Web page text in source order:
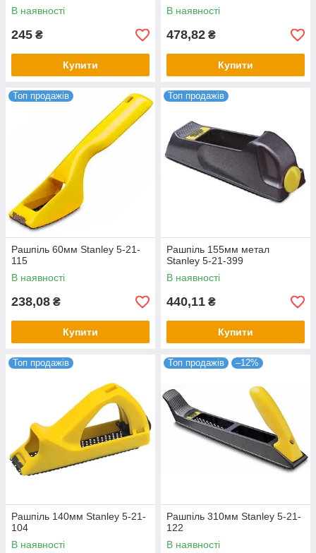
В наявності
245 ₴
Купити
В наявності
478,82 ₴
Купити
Топ продажів
Рашпіль 60мм Stanley 5-21-
115
В наявності
238,08 ₴
Купити
Топ продажів
Рашпіль 155мм метал
Stanley 5-21-399
В наявності
440,11 ₴
Купити
Топ продажів
Рашпіль 140мм Stanley 5-21-
104
В наявності
Топ продажів –12%
Рашпіль 310мм Stanley 5-21-
122
В наявності